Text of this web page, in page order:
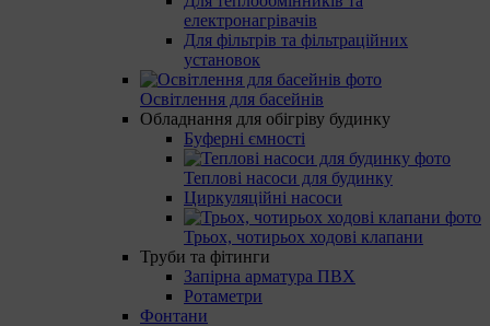
електронагрівачів
Для фільтрів та фільтраційних
установок
Освітлення для басейнів
Обладнання для обігріву будинку
Буферні ємності
Теплові насоси для будинку
Циркуляційні насоси
Трьох, чотирьох ходові клапани
Труби та фітинги
Запірна арматура ПВХ
Ротаметри
Фонтани